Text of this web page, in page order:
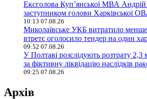
Ексголова Купʼянської МВА Андрій
заступником голови Харківської
10:13 07.08.26
Миколаївське УКБ витратило
втретє оголосило тендер на один
09:52 07.08.26
У Полтаві розслідують розтрату
за фіктивну ліквідацію наслідків
09:25 07.08.26
Архів